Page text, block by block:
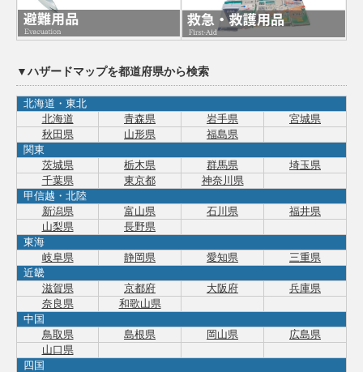
▼ハザードマップを都道府県から検索
北海道・東北
北海道
青森県 岩手県
宮城県
秋田県
山形県
福島県
関東
茨城県
栃木県 群馬県
埼玉県
千葉県
東京都
神奈川県
甲信越・北陸
新潟県
富山県 石川県
福井県
山梨県
長野県
東海
岐阜県
静岡県 愛知県
三重県
近畿
滋賀県
京都府 大阪府
兵庫県
奈良県
和歌山県
中国
鳥取県
島根県 岡山県
広島県
山口県
四国